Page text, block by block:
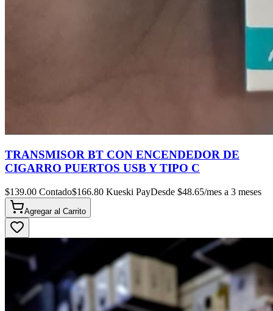
TRANSMISOR BT CON ENCENDEDOR DE
CIGARRO PUERTOS USB Y TIPO C
$139.00 Contado$166.80 Kueski PayDesde $48.65/mes a 3 meses
Agregar al Carrito